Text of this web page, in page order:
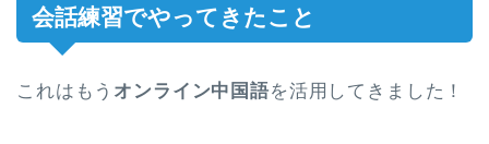
会話練習でやってきたこと
これはもう オンライン中国語を活用してきました！